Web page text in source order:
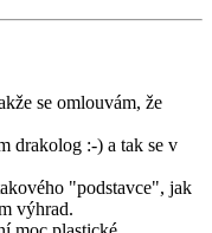
se omlouvám, že
drakolog :-) a tak se v
"podstavce", jak
výhrad.